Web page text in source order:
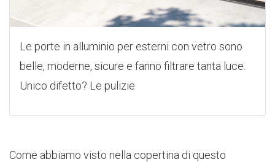
Le porte in alluminio per esterni con vetro sono
belle, moderne, sicure e fanno filtrare tanta luce.
Unico difetto? Le pulizie
Come abbiamo visto nella copertina di questo